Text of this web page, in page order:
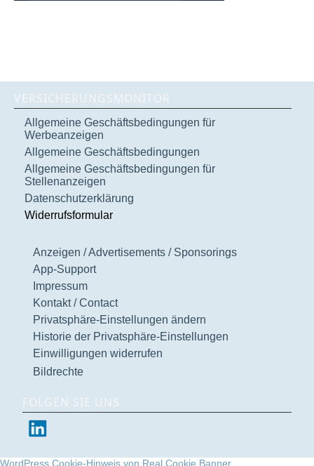
VERSICHERUNGSMONITOR
Allgemeine Geschäftsbedingungen für
Werbeanzeigen
Allgemeine Geschäftsbedingungen
Allgemeine Geschäftsbedingungen für
Stellenanzeigen
Datenschutzerklärung
Widerrufsformular
Anzeigen / Advertisements / Sponsorings
App-Support
Impressum
Kontakt / Contact
Privatsphäre-Einstellungen ändern
Historie der Privatsphäre-Einstellungen
Einwilligungen widerrufen
Bildrechte
FOLGEN SIE UNS
WordPress Cookie-Hinweis von Real Cookie Banner